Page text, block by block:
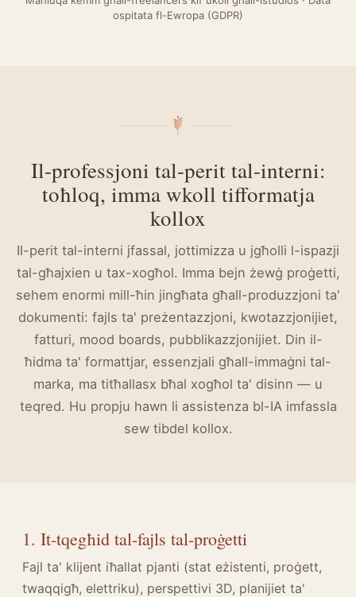
ospitata fl-Ewropa (GDPR)
Il-professjoni tal-perit tal-interni:
toħloq, imma wkoll tifformatja
kollox
Il-perit tal-interni jfassal, jottimizza u jgħolli l-ispazji
tal-għajxien u tax-xogħol. Imma bejn żewġ proġetti,
sehem enormi mill-ħin jingħata għall-produzzjoni ta'
dokumenti: fajls ta' preżentazzjoni, kwotazzjonijiet,
fatturi, mood boards, pubblikazzjonijiet. Din il-
ħidma ta' formattjar, essenzjali għall-immaġni tal-
marka, ma titħallasx bħal xogħol ta' disinn — u
teqred. Hu propju hawn li assistenza bl-IA imfassla
sew tibdel kollox.
1. It-tqegħid tal-fajls tal-proġetti
Fajl ta' klijent iħallat pjanti (stat eżistenti, proġett,
twaqqigħ, elettriku), perspettivi 3D, planijiet ta'